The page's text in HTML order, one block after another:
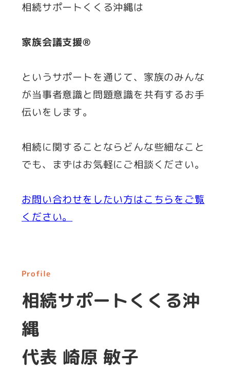
相続サポートくくる沖縄は
家族会議支援®︎
というサポートを通じて、家族のみんな
が当事者意識と問題意識を共有するお手
伝いをします。
相続に関することならどんな些細なこと
でも、まずはお気軽にご相談ください。
お問い合わせをしたい方はこちらをご覧
ください。
Profile
相続サポートくくる沖
縄
代表 崎原 敏子